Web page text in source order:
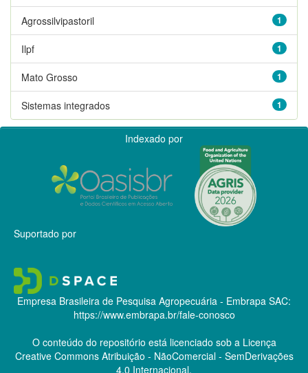
1
Agrossilvipastoril
1
Ilpf
1
Mato Grosso
1
Sistemas integrados
Indexado por
Suportado por
Empresa Brasileira de Pesquisa Agropecuária - Embrapa SAC:
https://www.embrapa.br/fale-conosco
O conteúdo do repositório está licenciado sob a Licença
Creative CommonsAtribuição - NãoComercial - SemDerivações
4.0 Internacional.